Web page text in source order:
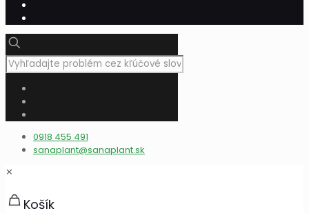
0918 455 491
sanaplant@sanaplant.sk
✕
Košík